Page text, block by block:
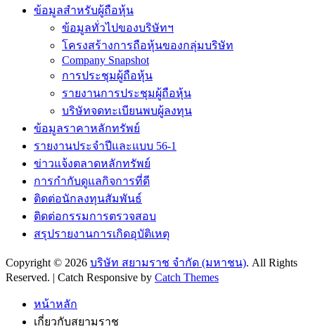
ข้อมูลสำหรับผู้ถือหุ้น
ข้อมูลทั่วไปของบริษัทฯ
โครงสร้างการถือหุ้นของกลุ่มบริษัท
Company Snapshot
การประชุมผู้ถือหุ้น
รายงานการประชุมผู้ถือหุ้น
บริษัทจดทะเบียนพบผู้ลงทุน
ข้อมูลราคาหลักทรัพย์
รายงานประจำปีและแบบ 56-1
ข่าวแจ้งตลาดหลักทรัพย์
การกำกับดูแลกิจการที่ดี
ติดต่อนักลงทุนสัมพันธ์
ติดต่อกรรมการตรวจสอบ
สรุปรายงานการเกิดอุบัติเหตุ
Copyright © 2026 บริษัท สยามราช จำกัด (มหาชน). All Rights
Reserved. | Catch Responsive by Catch Themes
หน้าหลัก
เกี่ยวกับสยามราช